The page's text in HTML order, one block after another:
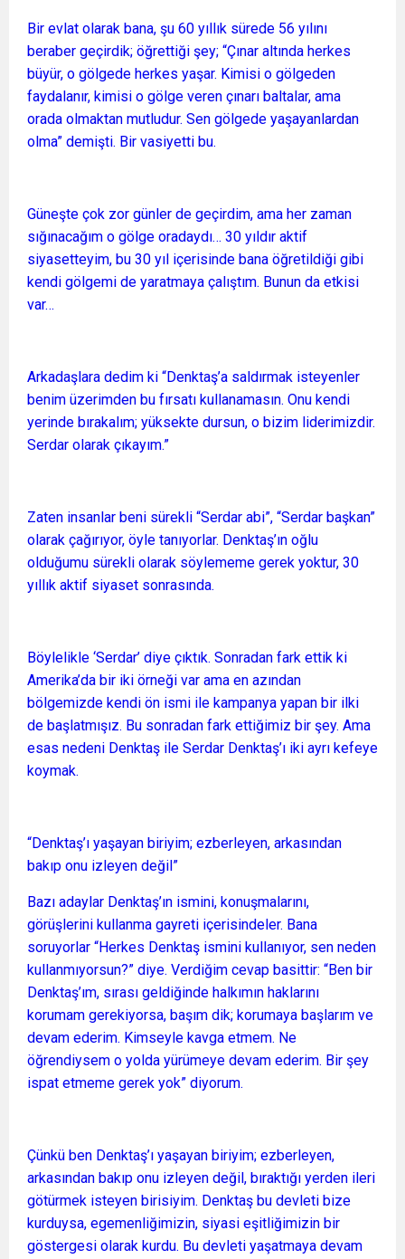
Bir evlat olarak bana, şu 60 yıllık sürede 56 yılını
beraber geçirdik; öğrettiği şey; “Çınar altında herkes
büyür, o gölgede herkes yaşar. Kimisi o gölgeden
faydalanır, kimisi o gölge veren çınarı baltalar, ama
orada olmaktan mutludur. Sen gölgede yaşayanlardan
olma” demişti. Bir vasiyetti bu.
Güneşte çok zor günler de geçirdim, ama her zaman
sığınacağım o gölge oradaydı… 30 yıldır aktif
siyasetteyim, bu 30 yıl içerisinde bana öğretildiği gibi
kendi gölgemi de yaratmaya çalıştım. Bunun da etkisi
var…
Arkadaşlara dedim ki “Denktaş’a saldırmak isteyenler
benim üzerimden bu fırsatı kullanamasın. Onu kendi
yerinde bırakalım; yüksekte dursun, o bizim liderimizdir.
Serdar olarak çıkayım.”
Zaten insanlar beni sürekli “Serdar abi”, “Serdar başkan”
olarak çağırıyor, öyle tanıyorlar. Denktaş’ın oğlu
olduğumu sürekli olarak söylememe gerek yoktur, 30
yıllık aktif siyaset sonrasında.
Böylelikle ‘Serdar’ diye çıktık. Sonradan fark ettik ki
Amerika’da bir iki örneği var ama en azından
bölgemizde kendi ön ismi ile kampanya yapan bir ilki
de başlatmışız. Bu sonradan fark ettiğimiz bir şey. Ama
esas nedeni Denktaş ile Serdar Denktaş’ı iki ayrı kefeye
koymak.
“Denktaş’ı yaşayan biriyim; ezberleyen, arkasından
bakıp onu izleyen değil”
Bazı adaylar Denktaş’ın ismini, konuşmalarını,
görüşlerini kullanma gayreti içerisindeler. Bana
soruyorlar “Herkes Denktaş ismini kullanıyor, sen neden
kullanmıyorsun?” diye. Verdiğim cevap basittir: “Ben bir
Denktaş’ım, sırası geldiğinde halkımın haklarını
korumam gerekiyorsa, başım dik; korumaya başlarım ve
devam ederim. Kimseyle kavga etmem. Ne
öğrendiysem o yolda yürümeye devam ederim. Bir şey
ispat etmeme gerek yok” diyorum.
Çünkü ben Denktaş’ı yaşayan biriyim; ezberleyen,
arkasından bakıp onu izleyen değil, bıraktığı yerden ileri
götürmek isteyen birisiyim. Denktaş bu devleti bize
kurduysa, egemenliğimizin, siyasi eşitliğimizin bir
göstergesi olarak kurdu. Bu devleti yaşatmaya devam